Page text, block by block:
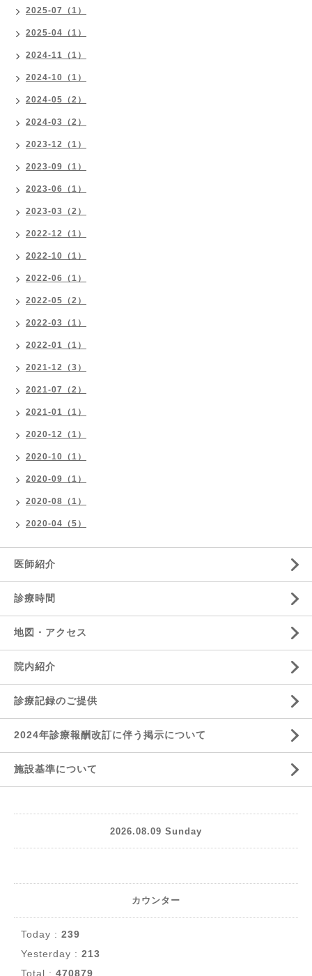
2025-07（1）
2025-04（1）
2024-11（1）
2024-10（1）
2024-05（2）
2024-03（2）
2023-12（1）
2023-09（1）
2023-06（1）
2023-03（2）
2022-12（1）
2022-10（1）
2022-06（1）
2022-05（2）
2022-03（1）
2022-01（1）
2021-12（3）
2021-07（2）
2021-01（1）
2020-12（1）
2020-10（1）
2020-09（1）
2020-08（1）
2020-04（5）
医師紹介
診療時間
地図・アクセス
院内紹介
診療記録のご提供
2024年診療報酬改訂に伴う掲示について
施設基準について
2026.08.09 Sunday
カウンター
Today : 239
Yesterday : 213
Total : 470879